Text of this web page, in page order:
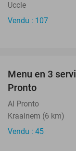
Uccle
Vendu : 107
Menu en 3
Pronto
Al Pronto
Kraainem (6 km)
Vendu : 45